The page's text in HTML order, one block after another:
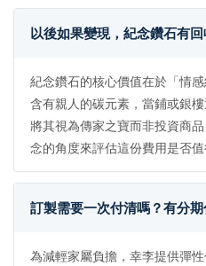
以後如果變現，紀念鑽石有
紀念鑽石的核心價值在於「情
含有親人的碳元素，當鋪或銀
將其視為傳家之寶而非投資商
念的角度來評估這份費用是否
訂製需要一次付清嗎？有分期
為減輕家屬負擔，幸李提供彈